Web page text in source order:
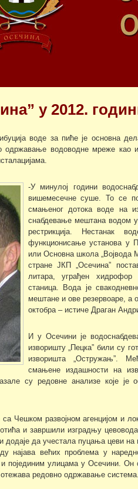
у 2012.
воде за пиће је основна
одржавање водоводне мреже као
-У минулој години
вишемесечне суше. То се
смањеног дотока воде на
снабдевање мештана водом
рестрикција. Нестанак
функционисање установа у
или Основна школа „Војвода
стране ЈКП „Осечина”
литара, уграђен
станица. Вода је
мештане и ове резервоаре, а
октобра – истиче Драган
И у Осечини је
изворишту „Пецка” били су
изворишта „Остружањ”.
смањене издашности на
су редовне анализе које
Чешком развојном агенцијом и
и завршили изградњу
да учестала пуцања цеви на
најава већих проблема у
и појединим улицама у Осечини.
редовно одржавање система.